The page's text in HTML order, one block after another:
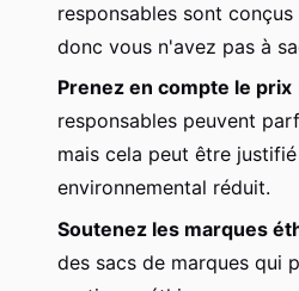
responsables sont
donc vous n'avez pas à
Prenez en compte le prix
responsables peuvent
mais cela peut être
environnemental réduit.
Soutenez les marques
des sacs de marques qui